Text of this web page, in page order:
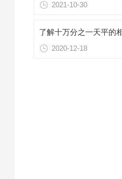
2021-10-30
2020-12-18